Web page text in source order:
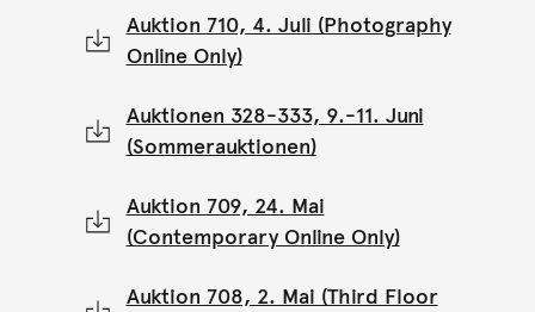
Auktion 710, 4. Juli (Photography
Online Only)
Auktionen 328-333, 9.-11. Juni
(Sommerauktionen)
Auktion 709, 24. Mai
(Contemporary Online Only)
Auktion 708, 2. Mai (Third Floor